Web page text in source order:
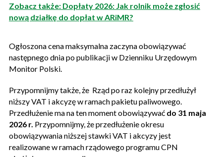
Zobacz także: Dopłaty 2026: Jak rolnik może zgłosić
nową działkę do dopłat w ARiMR?
Ogłoszona cena maksymalna zaczyna obowiązywać
następnego dnia po publikacji w Dzienniku Urzędowym
Monitor Polski.
Przypomnijmy także, że Rząd po raz kolejny przedłużył
niższy VAT i akcyzę w ramach pakietu paliwowego.
Przedłużenie ma na ten moment obowiązywać do 31 maja
2026 r. Przypomnijmy, że przedłużenie okresu
obowiązywania niższej stawki VAT i akcyzy jest
realizowane w ramach rządowego programu CPN